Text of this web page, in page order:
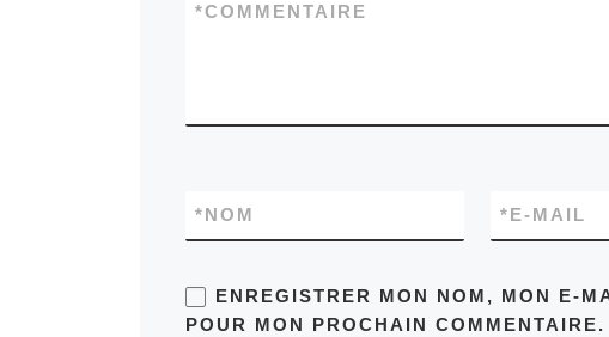
COMMENTAIRE
*
NOM
* E-MAIL
*
ENREGISTRER MON NOM, MON E-
POUR MON PROCHAIN COMMENTAIRE.